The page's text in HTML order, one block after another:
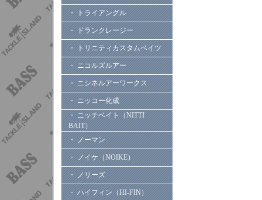
・ トライアングル
・ ドランクレージー
・ トリニティカスタムベイツ
・ ニコルズルアー
・ ニシネルアーワークス
・ ニッコー化成
・ ニッチベイト（NITTI
BAIT）
・ ノーマン
・ ノイケ（NOIKE）
・ ノリーズ
・ ハイフィン（HI-FIN）